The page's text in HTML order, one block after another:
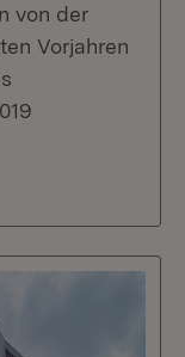
von der
Vorjahren